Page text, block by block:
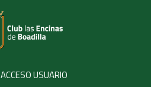
ACCESO USUARIO